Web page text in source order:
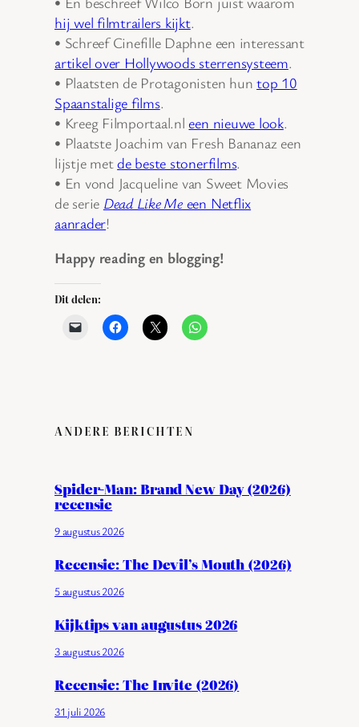
hij wel filmtrailers kijkt.
• Schreef Cinefille Daphne een interessant
artikel over Hollywoods sterrensysteem.
• Plaatsten de Protagonisten huntop 10
Spaanstalige films.
• Kreeg Filmportaal.nl een nieuwe look.
• Plaatste Joachim van Fresh Bananaz een
lijstje metde beste stonerfilms.
• En vond Jacqueline van Sweet Movies
de serie Dead Like Meeen Netflix
aanrader!
Happy reading en blogging!
Dit delen:
ANDERE BERICHTEN
Spider-Man: Brand New Day (2026)
recensie
9 augustus 2026
Recensie: The Devil’s Mouth (2026)
5 augustus 2026
Kijktips van augustus 2026
3 augustus 2026
Recensie: The Invite (2026)
31 juli 2026